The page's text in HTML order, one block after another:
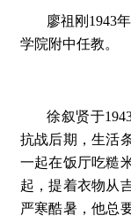
廖祖刚1943
学院附中任教。
徐叙贤于
抗战后期，生活
一起在饭厅吃糙
起，提着衣物从
严寒酷暑，他总